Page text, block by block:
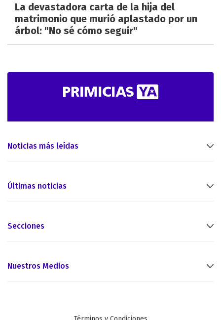
La devastadora carta de la hija del
matrimonio que murió aplastado por un
árbol: "No sé cómo seguir"
Noticias más leídas
Últimas noticias
Secciones
Nuestros Medios